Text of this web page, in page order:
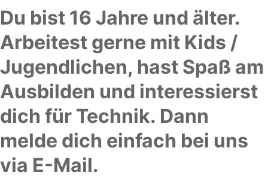
Du bist 16 Jahre und älter.
Arbeitest gerne mit Kids /
Jugendlichen, hast Spaß am
Ausbilden und interessierst
dich für Technik. Dann
melde dich einfach bei uns
via E-Mail.